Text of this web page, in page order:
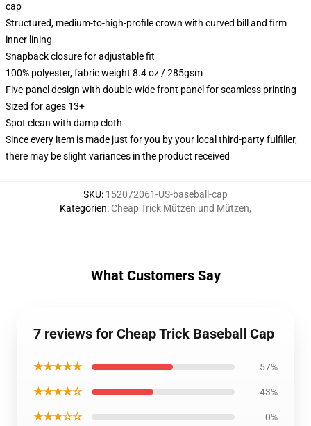
cap
Structured, medium-to-high-profile crown with curved bill and firm
inner lining
Snapback closure for adjustable fit
100% polyester, fabric weight 8.4 oz / 285gsm
Five-panel design with double-wide front panel for seamless printing
Sized for ages 13+
Spot clean with damp cloth
Since every item is made just for you by your local third-party fulfiller,
there may be slight variances in the product received
SKU: 152072061-US-baseball-cap
Kategorien: Cheap Trick Mützen und Mützen,
What Customers Say
7 reviews for Cheap Trick Baseball Cap
★★★★★ 57%
★★★★☆ 43%
★★★☆☆ 0%